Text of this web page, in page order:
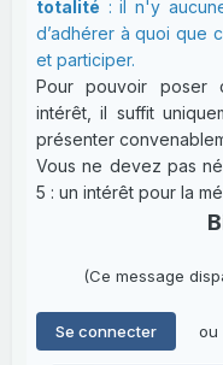
totalité : il n'y
d’adhérer à quoi que
et participer.
Pour pouvoir poser
intérêt, il suffit
présenter
Vous ne devez pas
5 : un intérêt pour la
(Ce message
Se connecter ou